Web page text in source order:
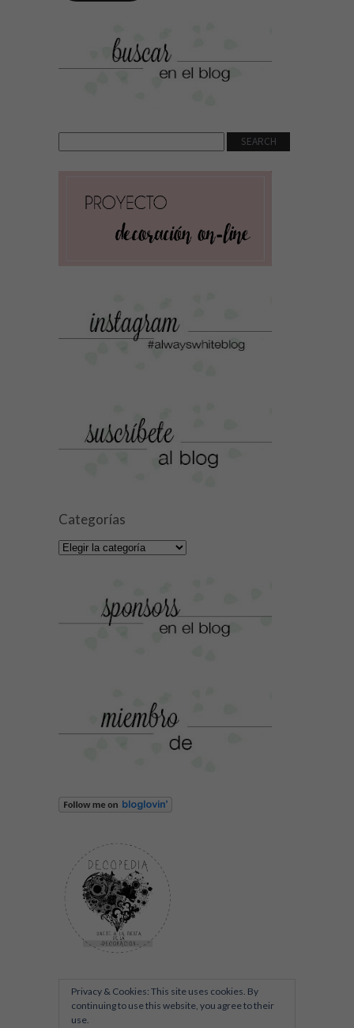
Categorías
Categorías
Privacy & Cookies: This site uses cookies. By
continuing to use this website, you agree to their
use.